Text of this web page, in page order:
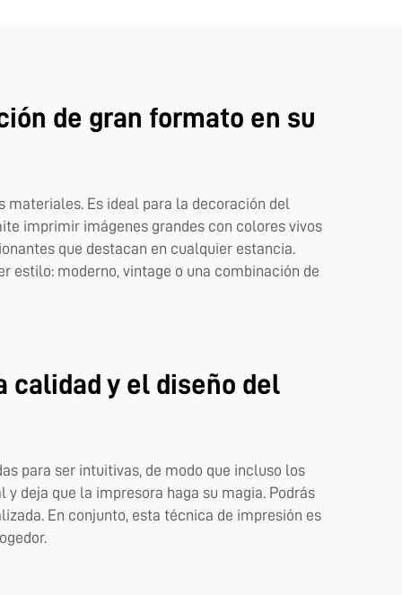
de gran formato en su
Es ideal para la decoración del
imprimir imágenes grandes con colores vivos
que destacan en cualquier estancia.
estilo: moderno, vintage o una combinación de
calidad y el diseño del
para ser intuitivas, de modo que incluso los
deja que la impresora haga su magia. Podrás
En conjunto, esta técnica de impresión es